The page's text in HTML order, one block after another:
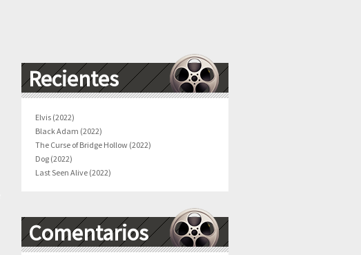
Recientes
Elvis (2022)
Black Adam (2022)
The Curse of Bridge Hollow (2022)
Dog (2022)
Last Seen Alive (2022)
Comentarios